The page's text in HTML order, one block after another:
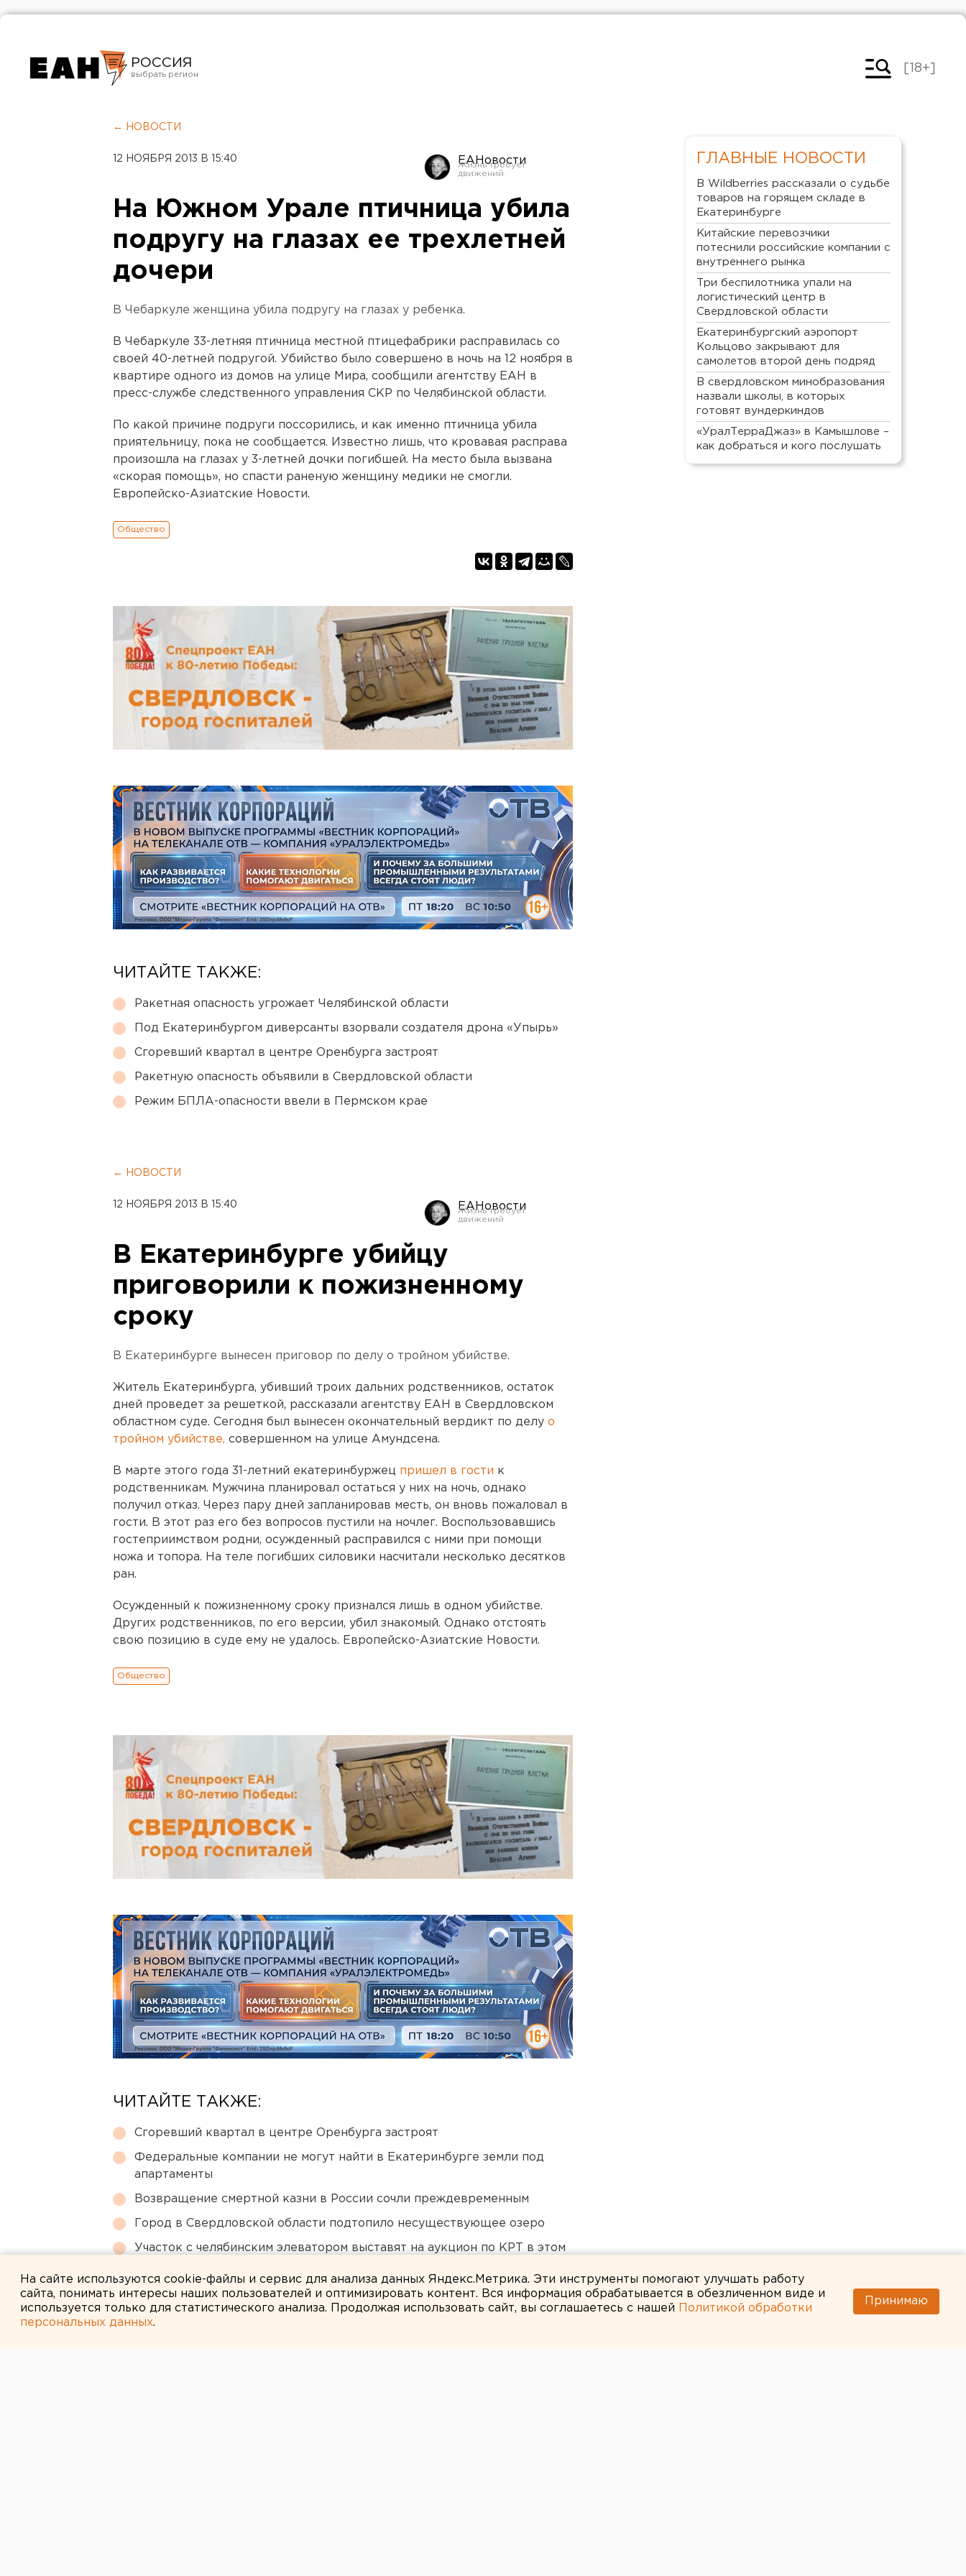
РОССИЯ
Челябинск
[18+]
← НОВОСТИ
12 НОЯБРЯ 2013 В 15:40 ЕАНовости
На Южном Урале птичница убила
подругу на глазах ее трехлетней
дочери
В Чебаркуле женщина убила подругу на глазах у ребенка.
В Чебаркуле 33-летняя птичница местной птицефабрики расправилась со
своей 40-летней подругой. Убийство было совершено в ночь на 12 ноября в
квартире одного из домов на улице Мира, сообщили агентству ЕАН в
пресс-службе следственного управления СКР по Челябинской области.
По какой причине подруги поссорились, и как именно птичница убила
приятельницу, пока не сообщается. Известно лишь, что кровавая расправа
произошла на глазах у 3-летней дочки погибшей. На место была вызвана
«скорая помощь», но спасти раненую женщину медики не смогли.
Европейско-Азиатские Новости.
Общество
ЧИТАЙТЕ ТАКЖЕ:
Ракетная опасность угрожает Челябинской области
Под Екатеринбургом диверсанты взорвали создателя дрона «Упырь»
Сгоревший квартал в центре Оренбурга застроят
Ракетную опасность объявили в Свердловской области
Режим БПЛА-опасности ввели в Пермском крае
← НОВОСТИ
12 НОЯБРЯ 2013 В 15:40 ЕАНовости
В Екатеринбурге убийцу
приговорили к пожизненному
сроку
В Екатеринбурге вынесен приговор по делу о тройном убийстве.
Житель Екатеринбурга, убивший троих дальних родственников, остаток
дней проведет за решеткой, рассказали агентству ЕАН в Свердловском
областном суде. Сегодня был вынесен окончательный вердикт по делу о
тройном убийстве, совершенном на улице Амундсена.
В марте этого года 31-летний екатеринбуржец пришел в гости к
родственникам. Мужчина планировал остаться у них на ночь, однако
получил отказ. Через пару дней запланировав месть, он вновь пожаловал в
гости. В этот раз его без вопросов пустили на ночлег. Воспользовавшись
гостеприимством родни, осужденный расправился с ними при помощи
ножа и топора. На теле погибших силовики насчитали несколько десятков
ран.
Осужденный к пожизненному сроку признался лишь в одном убийстве.
Других родственников, по его версии, убил знакомый. Однако отстоять
свою позицию в суде ему не удалось. Европейско-Азиатские Новости.
Общество
ЧИТАЙТЕ ТАКЖЕ:
Сгоревший квартал в центре Оренбурга застроят
Федеральные компании не могут найти в Екатеринбурге земли под
апартаменты
Возвращение смертной казни в России сочли преждевременным
Город в Свердловской области подтопило несуществующее озеро
Участок с челябинским элеватором выставят на аукцион по КРТ в этом
ГЛАВНЫЕ НОВОСТИ
В Wildberries рассказали о судьбе
товаров на горящем складе в
Екатеринбурге
Китайские перевозчики
потеснили российские компании с
внутреннего рынка
Три беспилотника упали на
логистический центр в
Свердловской области
Екатеринбургский аэропорт
Кольцово закрывают для
самолетов второй день подряд
В свердловском минобразования
назвали школы, в которых
готовят вундеркиндов
«УралТерраДжаз» в Камышлове –
как добраться и кого послушать
На сайте используются cookie-файлы и сервис для анализа данных Яндекс.Метрика. Эти инструменты помогают улучшать работу
сайта, понимать интересы наших пользователей и оптимизировать контент. Вся информация обрабатывается в обезличенном виде и
используется только для статистического анализа. Продолжая использовать сайт, вы соглашаетесь с нашей
Политикой обработки
персональных данных.
Принимаю